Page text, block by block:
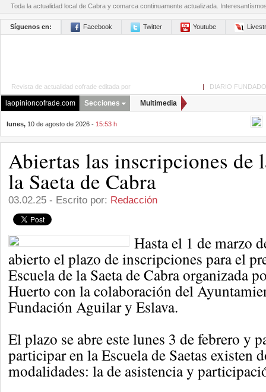
Toda la actualidad local de Cabra y comarca continuamente actualizada.
Síguenos en: Facebook Twitter Youtube
Revista de actualidad cofrade editada por | DIARIO
laopinioncofrade.com Secciones Multimedia
lunes, 10 de agosto de 2026 - 15:53 h
Abiertas las inscripciones de
la Saeta de Cabra
03.02.25 - Escrito por: Redacción
Hasta el 1 de marzo
abierto el plazo de inscripciones para el
Escuela de la Saeta de Cabra organizada
Huerto con la colaboración del
Fundación Aguilar y Eslava.
El plazo se abre este lunes 3 de febrero y
participar en la Escuela de Saetas existen
modalidades: la de asistencia y